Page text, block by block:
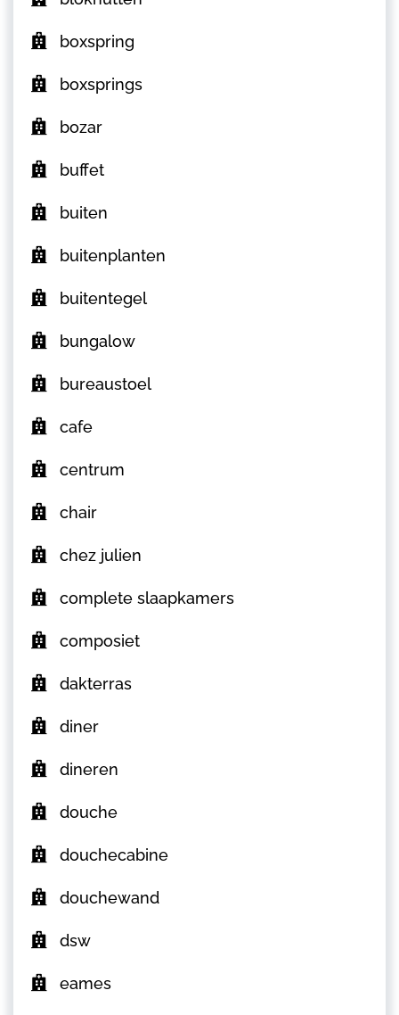
boxspring
boxsprings
bozar
buffet
buiten
buitenplanten
buitentegel
bungalow
bureaustoel
cafe
centrum
chair
chez julien
complete slaapkamers
composiet
dakterras
diner
dineren
douche
douchecabine
douchewand
dsw
eames